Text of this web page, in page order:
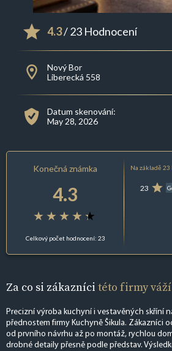
4.3/ 23 Hodnocení
Nový Bor
Liberecká 558
Datum skenování:
May 28, 2026
Konečná známka
4.3
Celkový počet hodnocení: 23
Na základě
23
Za co si zákazníci této firmy váží
Precizní výroba kuchyní i vestavěných skříní
přednostem firmy Kuchyně Šikula. Zákazníci
od prvního návrhu až po montáž, rychlou
drobné detaily přesně podle představ.